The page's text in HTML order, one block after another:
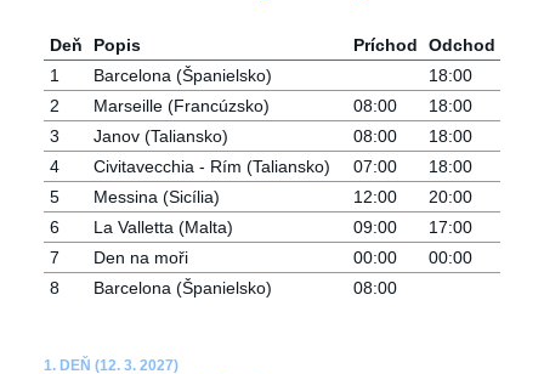
Deň Popis Príchod
Odchod
1
Barcelona ​​(Španielsko)
18:00
2
Marseille (Francúzsko) 08:00
18:00
3
Janov (Taliansko) 08:00
18:00
4
Civitavecchia - Rím (Taliansko) 07:00
18:00
5
Messina (Sicília) 12:00
20:00
6
La Valletta (Malta) 09:00
17:00
7
Den na moři 00:00
00:00
8
Barcelona ​​(Španielsko) 08:00
1. DEŇ (12. 3. 2027)